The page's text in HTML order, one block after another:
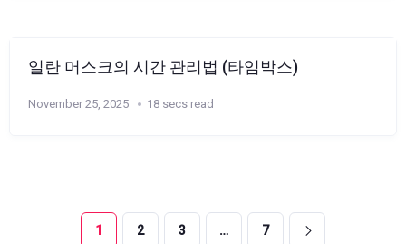
일란 머스크의 시간 관리법 (타임박스)
November 25, 2025 18 secs read
1 2 3 … 7